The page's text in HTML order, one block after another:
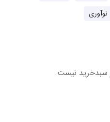
نوآوری
نیست.